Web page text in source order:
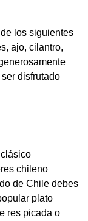
los siguientes
ajo, cilantro,
disfrutado
chileno
de Chile debes
plato
res picada o